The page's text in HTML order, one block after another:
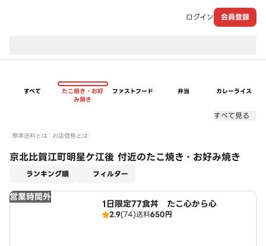
ログイン 会員登録
すべて
たこ焼き・お好
み焼き
ファストフード 弁当 カレーライス
すべて見る
標準送料とは お店価格とは
京北比賀江町明星ケ江後 付近のたこ焼き・お好み焼き
ランキング順 フィルター
営業時間外
1日限定77食丼 たこ心から心
2.9(74)送料650円